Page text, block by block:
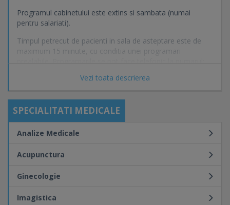
Vezi toata descrierea
Programul cabinetului este extins si sambata (numai
pentru salariati).
Timpul petrecut de pacienti in sala de asteptare este de
maximum 15 minute, cu conditia unei programari
orele 9-19; vinerea si sambata intre orele 10-13.
Servicii
Medicina Familiei
Homeopatie
Reflexologie
Planificare familiala
SPECIALITATI MEDICALE
Analize Medicale
Acupunctura
Ginecologie
Imagistica